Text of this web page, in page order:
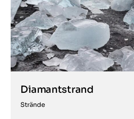
Diamantstrand
Strände